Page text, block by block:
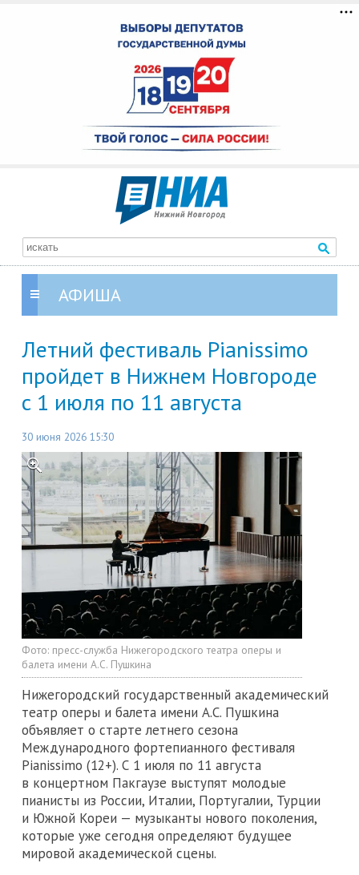
АФИША
Летний фестиваль Pianissimo
пройдет в Нижнем Новгороде
с 1 июля по 11 августа
30 июня 2026 15:30
Фото: пресс-служба Нижегородского театра оперы и
балета имени А.С. Пушкина
Нижегородский государственный академический
театр оперы и балета имени А.С. Пушкина
объявляет о старте летнего сезона
Международного фортепианного фестиваля
Pianissimo (12+). С 1 июля по 11 августа
в концертном Пакгаузе выступят молодые
пианисты из России, Италии, Португалии, Турции
и Южной Кореи — музыканты нового поколения,
которые уже сегодня определяют будущее
мировой академической сцены.